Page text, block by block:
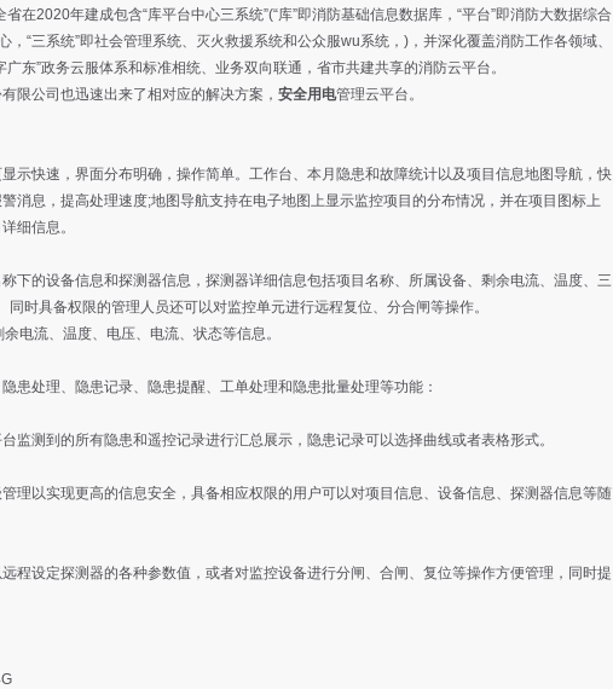
在2020年建成包含“库平台中心三系统”(“库”即消防基础信息数据库，“平台”即消防大数据综合
，“三系统”即社会管理系统、灭火救援系统和公众服wu系统，)，并深化覆盖消防工作各领域、
东”政务云服体系和标准相统、业务双向联通，省市共建共享的消防云平台。
司也迅速出来了相对应的解决方案， 安全用电管理云平台。
示快速，界面分布明确，操作简单。工作台、本月隐患和故障统计以及项目信息地图导航，快
消息，提高处理速度;地图导航支持在电子地图上显示监控项目的分布情况，并在项目图标上
细信息。
信息和探测器信息，探测器详细信息包括项目名称、所属设备、剩余电流、温度、三
时具备权限的管理人员还可以对监控单元进行远程复位、分合闸等操作。
温度、电压、电流、状态等信息。
隐患记录、隐患提醒、工单处理和隐患批量处理等功能：
所有隐患和遥控记录进行汇总展示，隐患记录可以选择曲线或者表格形式。
理以实现更高的信息安全，具备相应权限的用户可以对项目信息、设备信息、探测器信息等随
测器的各种参数值，或者对监控设备进行分闸、合闸、复位等操作方便管理，同时提